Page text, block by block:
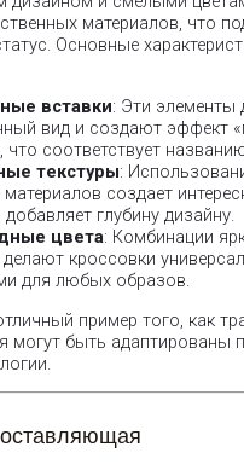
материалов, что
Основные
вставки: Эти элементы
вид и создают эффект
что соответствует
текстуры:
материалов создает
глубину дизайну.
цвета: Комбинации
делают кроссовки
для любых образов.
пример того, как
могут быть адаптированы